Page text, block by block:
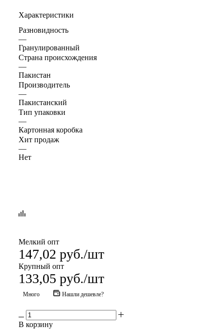
Характеристики
Разновидность
—
Гранулированный
Страна происхождения
—
Пакистан
Производитель
—
Пакистанский
Тип упаковки
—
Картонная коробка
Хит продаж
—
Нет
Мелкий опт
147,02 руб./шт
Крупный опт
133,05 руб./шт
Много Нашли дешевле?
В корзину